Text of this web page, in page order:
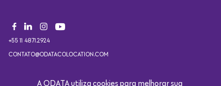
+55 11 4871.2924
CONTATO@ODATACOLOCATION.COM
A ODATA utiliza cookies para melhorar sua